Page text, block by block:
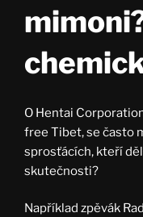
O Hentai
free Tibet, se často
sprosťácích, kteří
skutečnosti?
Například zpěvák